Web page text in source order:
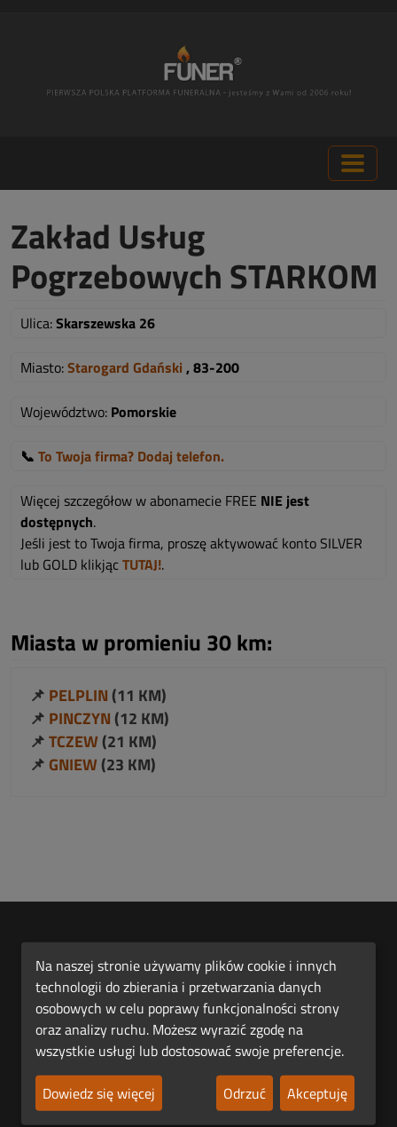
Zakład Usług
Pogrzebowych STARKOM
Ulica:Skarszewska 26
Miasto:Starogard Gdański , 83-200
Województwo: Pomorskie
📞 To Twoja firma? Dodaj telefon.
Więcej szczegółow w abonamecie FREE NIE jest
dostępnych.
Jeśli jest to Twoja firma, proszę aktywować konto SILVER
lub GOLD klikjącTUTAJ!.
Miasta w promieniu 30 km:
📌 PELPLIN(11 KM)
📌 PINCZYN(12 KM)
📌TCZEW(21 KM)
📌 GNIEW(23 KM)
Pierwsza Polska Platforma Funeralna FUNER®.
Jesteśmy członkiem
Na naszej stronie używamy plików cookie i innych
technologii do zbierania i przetwarzania danych
osobowych w celu poprawy funkcjonalności strony
oraz analizy ruchu. Możesz wyrazić zgodę na
wszystkie usługi lub dostosować swoje preferencje.
Dowiedz się więcej
Odrzuć Akceptuję